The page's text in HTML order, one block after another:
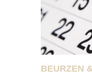
BEURZEN